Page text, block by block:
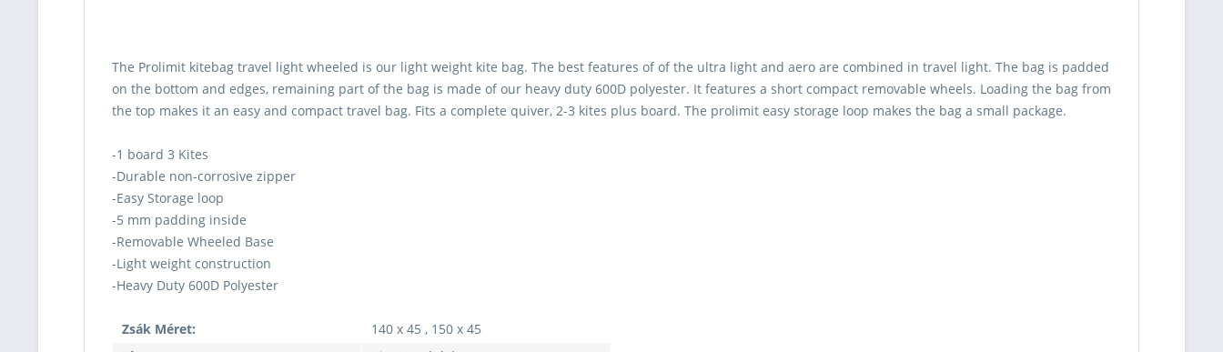
The Prolimit kitebag travel light wheeled is our light weight kite bag. The best features of of the ultra light and aero are combined in travel light. The bag is padded
on the bottom and edges, remaining part of the bag is made of our heavy duty 600D polyester. It features a short compact removable wheels. Loading the bag from
the top makes it an easy and compact travel bag. Fits a complete quiver, 2-3 kites plus board. The prolimit easy storage loop makes the bag a small package.
-1 board 3 Kites
-Durable non-corrosive zipper
-Easy Storage loop
-5 mm padding inside
-Removable Wheeled Base
-Light weight construction
-Heavy Duty 600D Polyester
Zsák Méret:
140 x 45 , 150 x 45